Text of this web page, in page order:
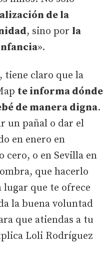
de la
, sino por la
».
tiene claro que la
te informa dónde
de manera digna.
un pañal o dar el
en enero en
cero, o en Sevilla en
que hacerlo
que te ofrece
la buena voluntad
que atiendas a tu
Loli Rodríguez